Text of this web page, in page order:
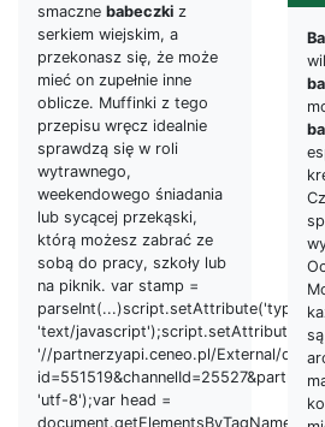
smaczne babeczki z
serkiem wiejskim, a
przekonasz się, że może
mieć on zupełnie inne
oblicze. Muffinki z tego
przepisu wręcz idealnie
sprawdzą się w roli
wytrawnego,
weekendowego śniadania
lub sycącej przekąski,
którą możesz zabrać ze
sobą do pracy, szkoły lub
na piknik. var stamp =
parseInt(...)script.setAttribute('type',
'text/
'//partnerzyapi.ceneo.pl/External/dc.js?
'utf-8');var head =